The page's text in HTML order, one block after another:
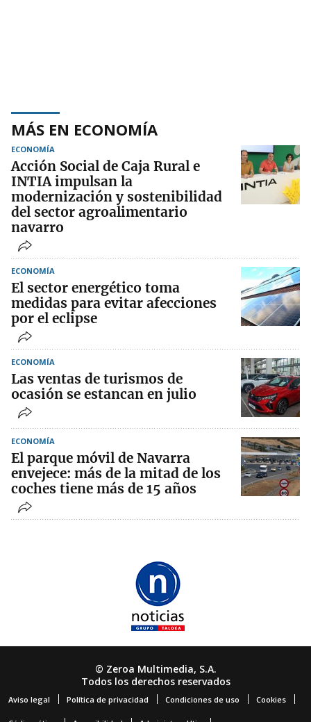
MÁS EN ECONOMÍA
ECONOMÍA
Acción Social de Caja Rural e
INTIA impulsan la
modernización y sostenibilidad
del sector agroalimentario
navarro
ECONOMÍA
El sector energético toma
medidas para evitar afecciones
por el eclipse
ECONOMÍA
Las ventas de turismos de
ocasión se estancan en julio
ECONOMÍA
El parque móvil de Navarra
envejece: más de la mitad de los
coches tiene más de 15 años
© Zeroa Multimedia, S.A.
Todos los derechos reservados
Aviso legal Política de privacidad Condiciones de uso Cookies